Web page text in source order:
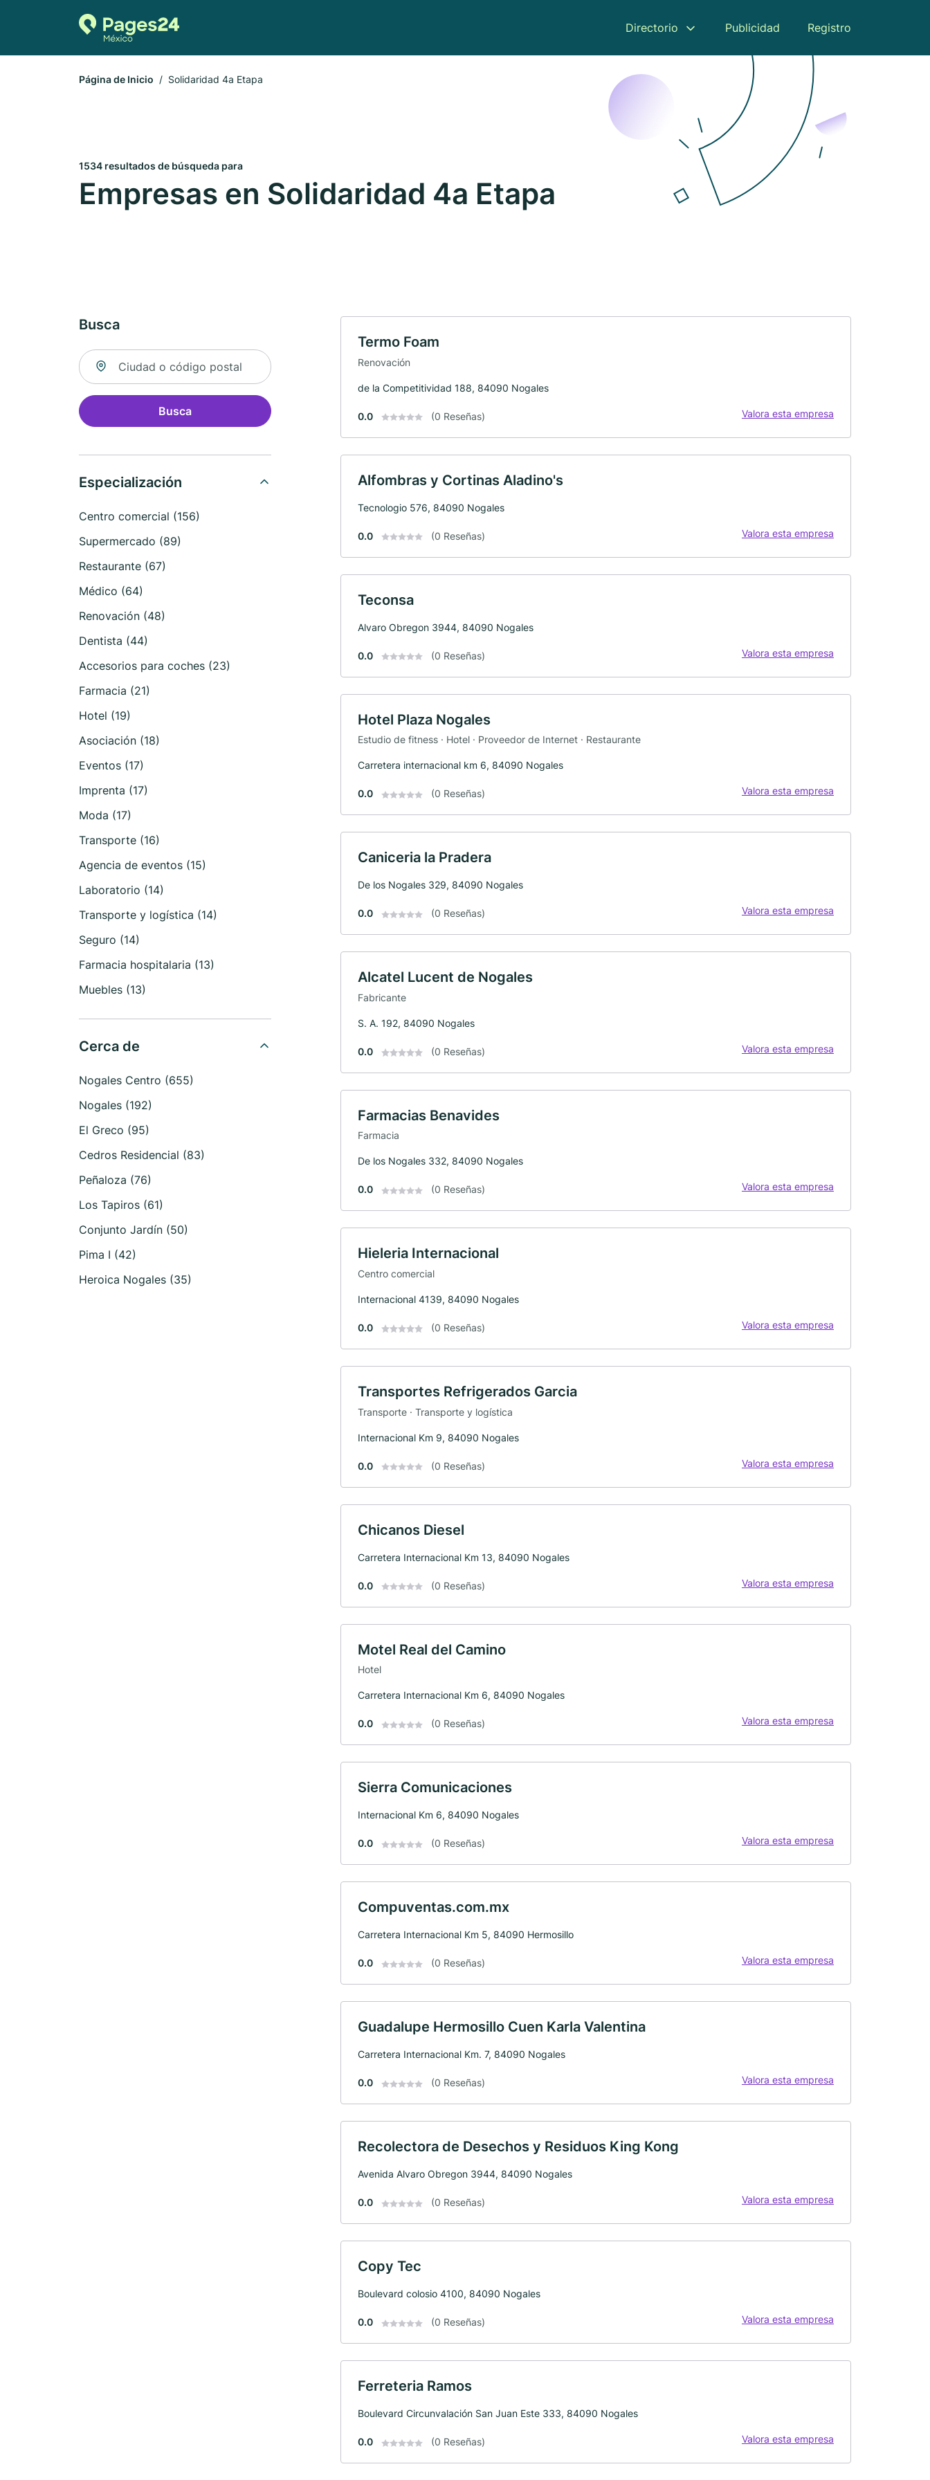
Directorio Publicidad Registro
Página de Inicio Solidaridad 4a Etapa
1534 resultados de búsqueda para
Empresas en Solidaridad 4a Etapa
Busca
Buscar ubicación
Busca
Especialización
Centro comercial (156)
Supermercado (89)
Restaurante (67)
Médico (64)
Renovación (48)
Dentista (44)
Accesorios para coches (23)
Farmacia (21)
Hotel (19)
Asociación (18)
Eventos (17)
Imprenta (17)
Moda (17)
Transporte (16)
Agencia de eventos (15)
Laboratorio (14)
Transporte y logística (14)
Seguro (14)
Farmacia hospitalaria (13)
Muebles (13)
Cerca de
Nogales Centro (655)
Nogales (192)
El Greco (95)
Cedros Residencial (83)
Peñaloza (76)
Los Tapiros (61)
Conjunto Jardín (50)
Pima I (42)
Heroica Nogales (35)
Termo Foam
Renovación
de la Competitividad 188, 84090 Nogales
0.0 (0 Reseñas) Valora esta empresa
Alfombras y Cortinas Aladino's
Tecnologio 576, 84090 Nogales
0.0 (0 Reseñas) Valora esta empresa
Teconsa
Alvaro Obregon 3944, 84090 Nogales
0.0 (0 Reseñas) Valora esta empresa
Hotel Plaza Nogales
Estudio de fitness · Hotel · Proveedor de Internet · Restaurante
Carretera internacional km 6, 84090 Nogales
0.0 (0 Reseñas) Valora esta empresa
Caniceria la Pradera
De los Nogales 329, 84090 Nogales
0.0 (0 Reseñas) Valora esta empresa
Alcatel Lucent de Nogales
Fabricante
S. A. 192, 84090 Nogales
0.0 (0 Reseñas) Valora esta empresa
Farmacias Benavides
Farmacia
De los Nogales 332, 84090 Nogales
0.0 (0 Reseñas) Valora esta empresa
Hieleria Internacional
Centro comercial
Internacional 4139, 84090 Nogales
0.0 (0 Reseñas) Valora esta empresa
Transportes Refrigerados Garcia
Transporte · Transporte y logística
Internacional Km 9, 84090 Nogales
0.0 (0 Reseñas) Valora esta empresa
Chicanos Diesel
Carretera Internacional Km 13, 84090 Nogales
0.0 (0 Reseñas) Valora esta empresa
Motel Real del Camino
Hotel
Carretera Internacional Km 6, 84090 Nogales
0.0 (0 Reseñas) Valora esta empresa
Sierra Comunicaciones
Internacional Km 6, 84090 Nogales
0.0 (0 Reseñas) Valora esta empresa
Compuventas.com.mx
Carretera Internacional Km 5, 84090 Hermosillo
0.0 (0 Reseñas) Valora esta empresa
Guadalupe Hermosillo Cuen Karla Valentina
Carretera Internacional Km. 7, 84090 Nogales
0.0 (0 Reseñas) Valora esta empresa
Recolectora de Desechos y Residuos King Kong
Avenida Alvaro Obregon 3944, 84090 Nogales
0.0 (0 Reseñas) Valora esta empresa
Copy Tec
Boulevard colosio 4100, 84090 Nogales
0.0 (0 Reseñas) Valora esta empresa
Ferreteria Ramos
Boulevard Circunvalación San Juan Este 333, 84090 Nogales
0.0 (0 Reseñas) Valora esta empresa